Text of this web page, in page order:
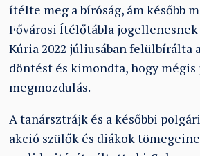
ítélte meg a bíróság, ám később
Fővárosi Ítélőtábla
Kúria 2022 júliusában felülbírálta
döntést és kimondta, hogy mégis
megmozdulás.
A tanársztrájk és a későbbi
akció szülők és diákok